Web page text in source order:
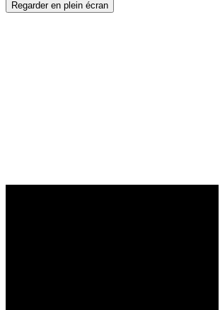
Regarder en plein écran